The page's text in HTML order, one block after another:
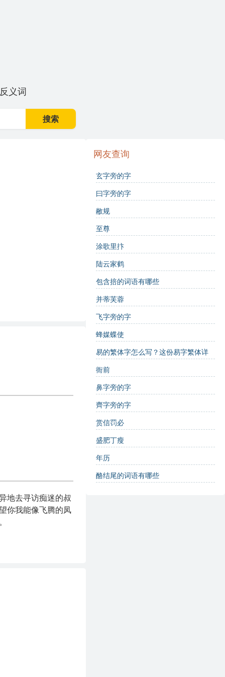
反义词
搜索
地去寻访痴迷的叔
你我能像飞腾的凤
网友查询
玄字旁的字
曰字旁的字
敝规
至尊
涂歌里抃
陆云家鹤
包含掊的词语有哪些
并蒂芙蓉
飞字旁的字
蜂媒蝶使
易的繁体字怎么写？这份易字繁体详
解，助你正确书写汉字_汉字繁体学习
衙前
鼻字旁的字
齊字旁的字
赏信罚必
盛肥丁瘦
年历
酪结尾的词语有哪些